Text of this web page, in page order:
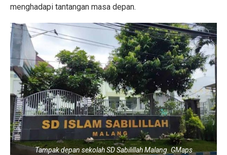
menghadapi tantangan masa depan.
Tampak depan sekolah SD Sabilillah Malang. GMaps